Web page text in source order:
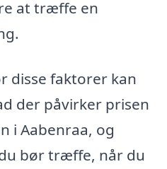
at træffe en
disse faktorer kan
der påvirker prisen
i Aabenraa, og
bør træffe, når du